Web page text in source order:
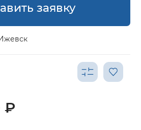
заявку
₽